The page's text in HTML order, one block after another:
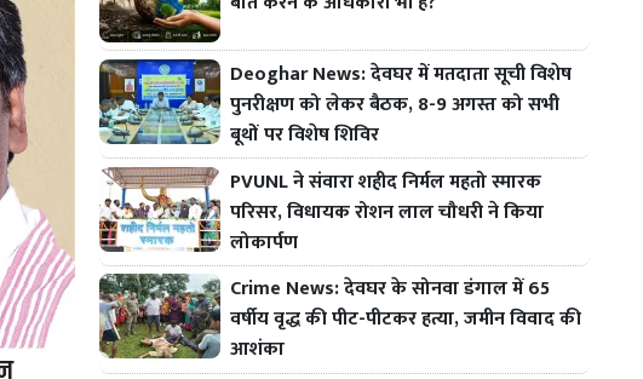
Deoghar News: देवघर में मतदाता सूची विशेष
पुनरीक्षण को लेकर बैठक, 8-9 अगस्त को सभी
बूथों पर विशेष शिविर
PVUNL ने संवारा शहीद निर्मल महतो स्मारक
परिसर, विधायक रोशन लाल चौधरी ने किया
लोकार्पण
Crime News: देवघर के सोनवा डंगाल में 65
वर्षीय वृद्ध की पीट-पीटकर हत्या, जमीन विवाद की
आशंका